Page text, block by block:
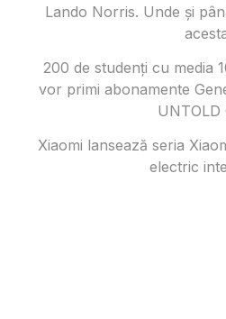
Lando Norris. Unde și
200 de studenți cu media
vor primi abonamente
UNTOLD
Xiaomi lansează seria
electric